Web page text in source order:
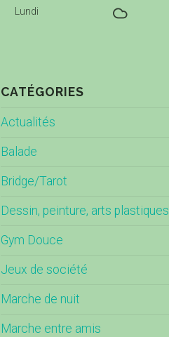
Lundi
CATÉGORIES
Actualités
Balade
Bridge/Tarot
Dessin, peinture, arts plastiques
Gym Douce
Jeux de société
Marche de nuit
Marche entre amis